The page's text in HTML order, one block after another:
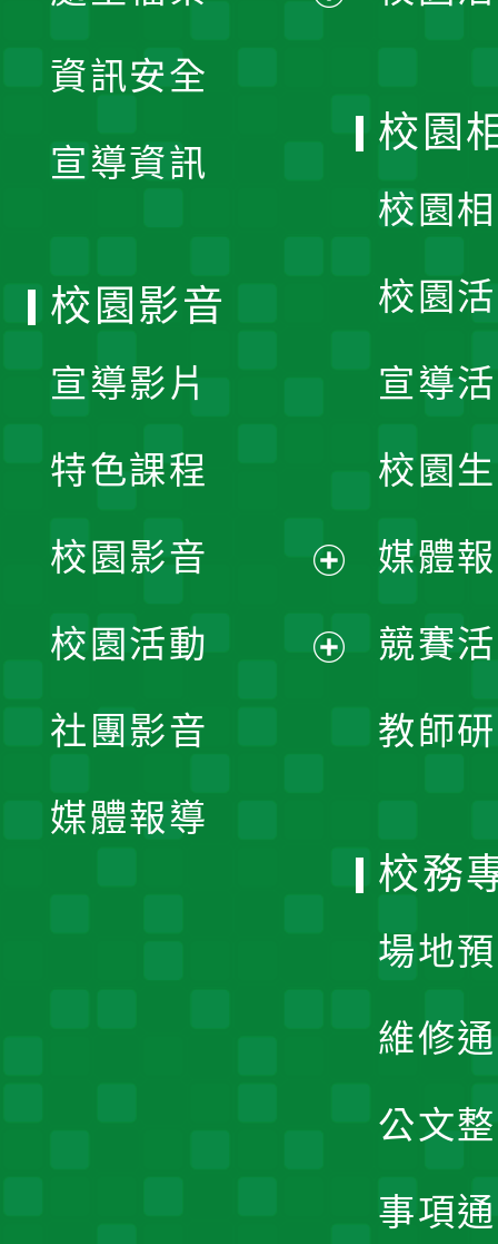
資訊安全
宣導資訊
校園
校園
校園
宣導
校園
媒體
競賽
教師
校園影音
宣導影片
特色課程
校園影音
開
校園活動
社團影音
媒體報導
校務
場地
維修
公文
事項